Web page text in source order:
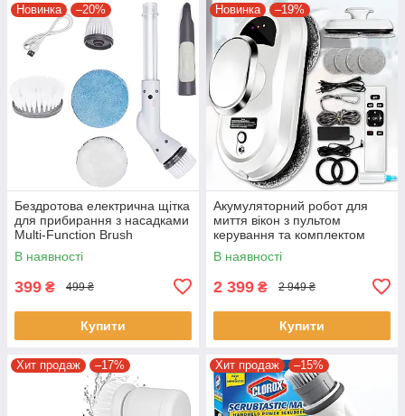
Новинка –20%
Бездротова електрична щітка
для прибирання з насадками
Multi-Function Brush
Універсальна щітка для
прибирання
В наявності
399 ₴ 499 ₴
Купити
Новинка –19%
Акумуляторний робот для
миття вікон з пультом
керування та комплектом
насадок 80W
В наявності
2 399 ₴ 2 949 ₴
Купити
Хит продаж –17% Хит продаж –15%